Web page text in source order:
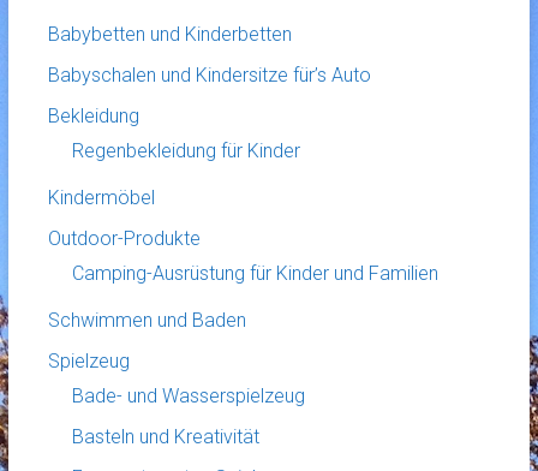
Babybetten und Kinderbetten
Babyschalen und Kindersitze für’s Auto
Bekleidung
Regenbekleidung für Kinder
Kindermöbel
Outdoor-Produkte
Camping-Ausrüstung für Kinder und Familien
Schwimmen und Baden
Spielzeug
Bade- und Wasserspielzeug
Basteln und Kreativität